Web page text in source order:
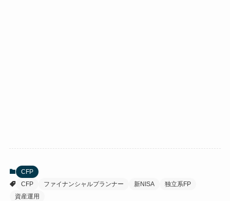
CFP
CFP
ファイナンシャルプランナー 新NISA
独立系FP
資産運用